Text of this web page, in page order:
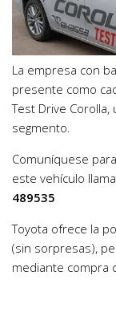
La empresa con
presente como
Test Drive
segmento.
Comuníquese
este vehículo
489535
Toyota ofrece la
(sin sorpresas),
mediante compra